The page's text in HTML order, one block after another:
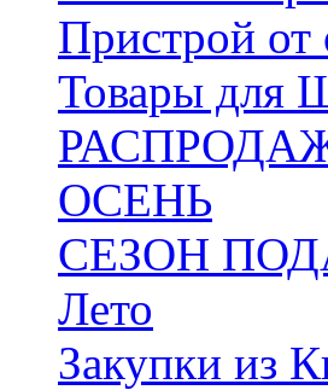
Пристрой от
Товары для
ОСЕНЬ
СЕЗОН
Лето
Закупки из